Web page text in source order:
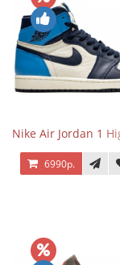
Nike Air Jordan 1
6990р.